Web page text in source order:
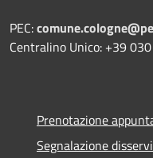
PEC:
Centralino Unico: +39
Prenotazione
Segnalazione